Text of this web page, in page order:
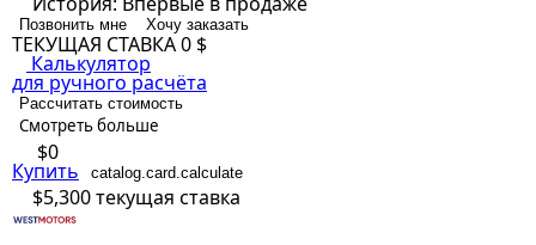
Позвонить мне Хочу заказать
ТЕКУЩАЯ СТАВКА0 $
Калькулятор
для ручного расчёта
Рассчитать стоимость
Смотреть больше
$0
Купить catalog.card.calculate
$5,300текущая ставка